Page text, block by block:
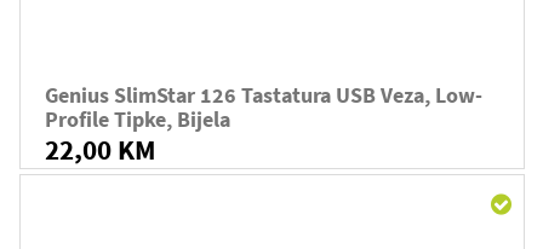
Genius SlimStar 126 Tastatura USB Veza, Low-
Profile Tipke, Bijela
22,00 KM